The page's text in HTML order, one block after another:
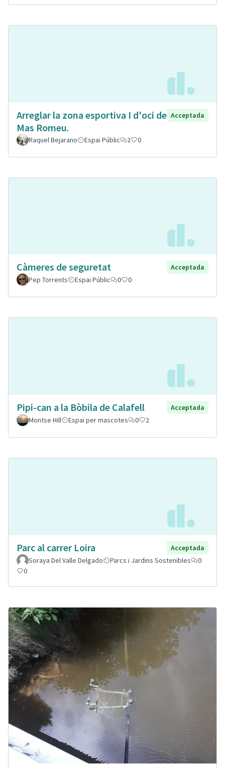
Arreglar la zona esportiva I d'oci de
Mas Romeu.
Acceptada
Raquel Bejarano Espai Públic 2 0
Càmeres de seguretat
Acceptada
Pep Torrents
Espai Públic 0 0
Pipi-can a la Bòbila de Calafell
Acceptada
Montse Hill
Espai per mascotes 0 2
Parc al carrer Loira
Acceptada
Soraya Del Valle Delgado
Parcs i Jardins Sostenibles
0
0